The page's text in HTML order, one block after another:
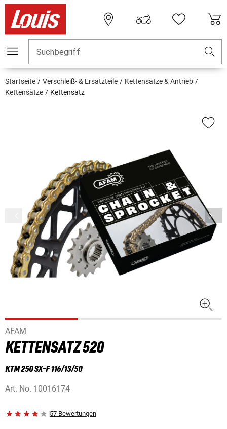
Suchbegriff
Startseite Verschleiß- & Ersatzteile
Kettensätze & Antrieb
Kettensätze
Kettensatz
AFAM
KETTENSATZ 520
KTM 250 SX-F 116/13/50
Art. No. 10016174
|57 Bewertungen